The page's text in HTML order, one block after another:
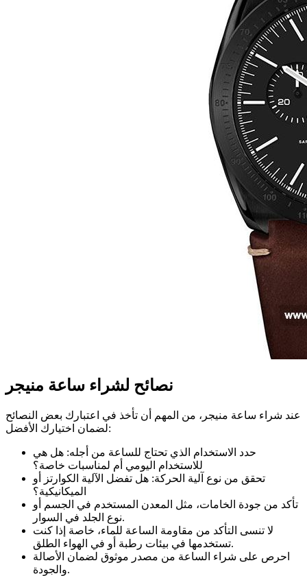
نصائح لشراء ساعة منیجر
عند شراء ساعة منیجر، من المهم أن تأخذ في اعتبارك بعض النصائح
لضمان اختيارك الأفضل:
حدد الاستخدام الذي تحتاج للساعة من أجله: هل هي
للاستخدام اليومي أم لمناسبات خاصة؟
تحقق من نوع آلية الحركة: هل تفضل الآلية الكوارتز أو
الميكانيكية؟
تأكد من جودة الخامات، مثل المعدن المستخدم في الجسم أو
نوع الجلد في السوار.
لا تنسى التأكد من مقاومة الساعة للماء، خاصة إذا كنت
تستخدمها في بيئات رطبة أو في الهواء الطلق.
احرص على شراء الساعة من مصدر موثوق لضمان الأصالة
والجودة.